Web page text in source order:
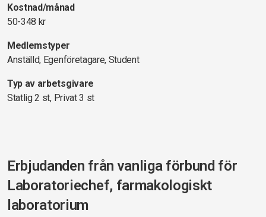
Kostnad/månad
50-348 kr
Medlemstyper
Anställd, Egenföretagare, Student
Typ av arbetsgivare
Statlig 2 st, Privat 3 st
Erbjudanden från vanliga förbund för
Laboratoriechef, farmakologiskt
laboratorium